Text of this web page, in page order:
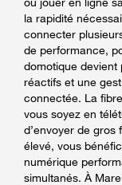
la rapidité
connecter
de performance,
domotique devient
réactifs et une
connectée. La
vous soyez en
d’envoyer de
élevé, vous
numérique
simultanés. À